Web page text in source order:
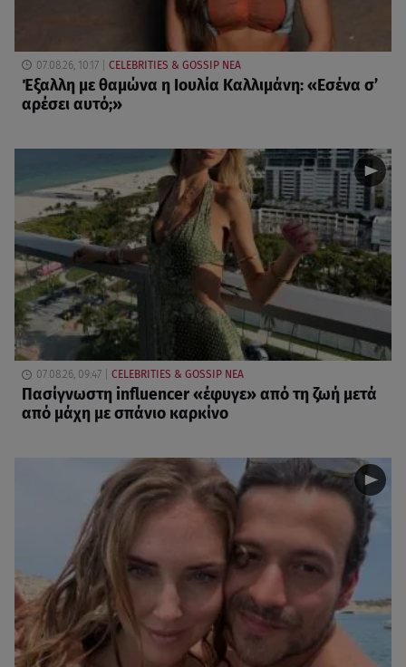
07.08.26, 10:17 CELEBRITIES & GOSSIP ΝΕΑ
Έξαλλη με θαμώνα η Ιουλία Καλλιμάνη: «Εσένα σ’
αρέσει αυτό;»
07.08.26, 09:47 CELEBRITIES & GOSSIP ΝΕΑ
Πασίγνωστη influencer «έφυγε» από τη ζωή μετά
από μάχη με σπάνιο καρκίνο